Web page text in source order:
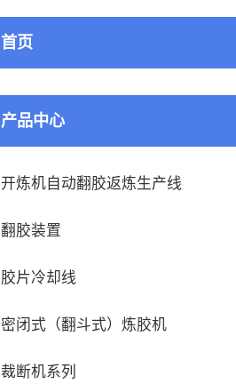
首页
产品中心
开炼机自动翻胶返炼生产线
翻胶装置
胶片冷却线
密闭式（翻斗式）炼胶机
裁断机系列